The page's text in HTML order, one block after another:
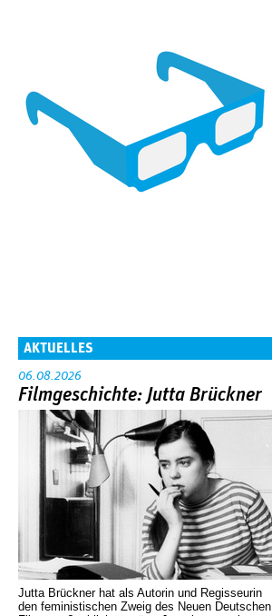
AKTUELLES
06.08.2026
Filmgeschichte: Jutta Brückner
Jutta Brückner hat als Autorin und Regisseurin
den feministischen Zweig des Neuen Deutschen